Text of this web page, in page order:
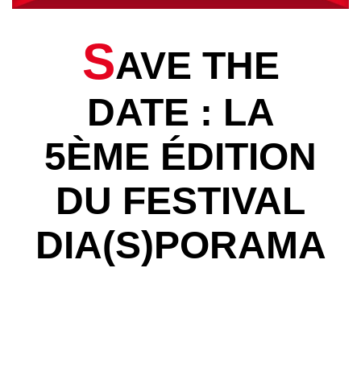
SAVE THE
DATE : LA
5ÈME ÉDITION
DU FESTIVAL
DIA(S)PORAMA